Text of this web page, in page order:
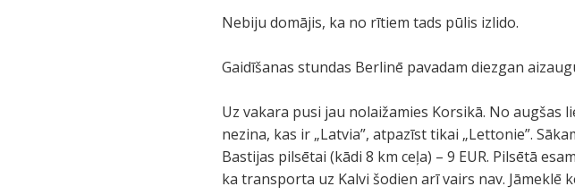
Nebiju domājis, ka no rītiem tads pūlis izlido.
Gaidīšanas stundas Berlinē pavadam diezgan
Uz vakara pusi jau nolaižamies Korsikā. No augšas
nezina, kas ir „Latvia”, atpazīst tikai „Lettonie”.
Bastijas pilsētai (kādi 8 km ceļa) – 9 EUR. Pilsētā
ka transporta uz Kalvi šodien arī vairs nav. Jāmeklē